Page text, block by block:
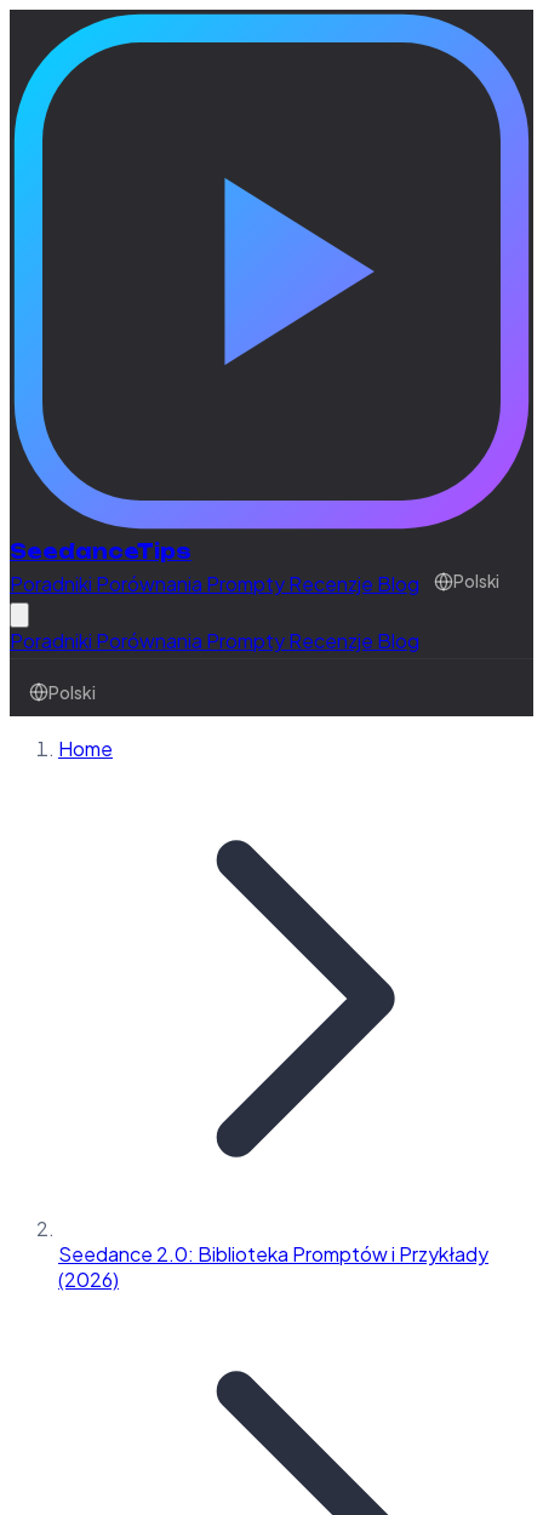
SeedanceTips
Poradniki Porównania PromptyRecenzje Blog Polski
Poradniki Porównania PromptyRecenzje Blog
Polski
Home
Seedance 2.0: Biblioteka Promptów i Przykłady
(2026)